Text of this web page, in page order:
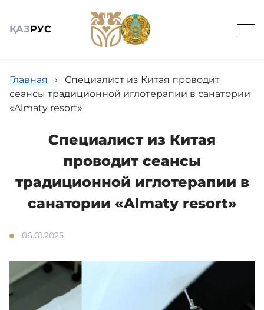
ҚАЗРУС
Общие сведения
Контакты
Главная ›
Специалист из Китая проводит
сеансы традиционной иглотерапии в санатории
«Almaty resort»
Специалист из Китая
проводит сеансы
традиционной иглотерапии в
санатории «Almaty resort»
06.01.2025